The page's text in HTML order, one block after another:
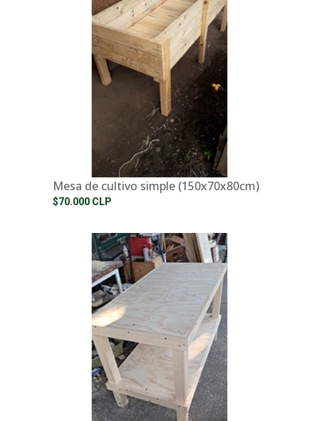
Mesa de cultivo simple (150x70x80cm)
$70.000 CLP